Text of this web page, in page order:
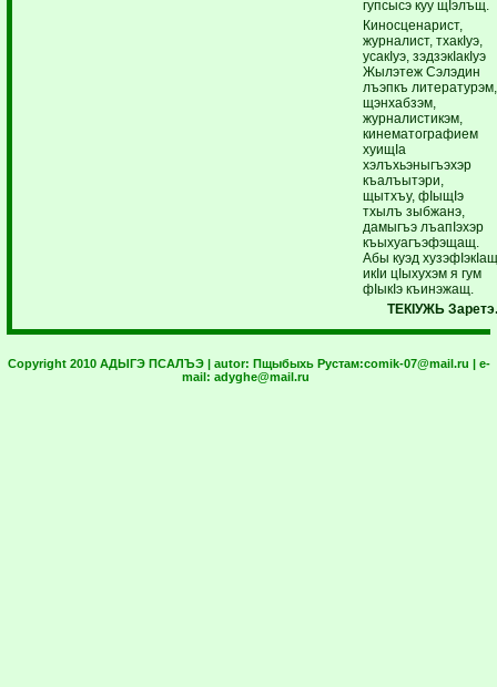
гупсысэ куу щIэлъщ.
Киносценарист,
журналист, тхакIуэ,
усакIуэ, зэдзэкIакIуэ
Жылэтеж Сэлэдин
лъэпкъ литературэм,
щэнхабзэм,
журналистикэм,
кинематографием
хуищIа
хэлъхьэныгъэхэр
къалъытэри,
щытхъу, фIыщIэ
тхылъ зыбжанэ,
дамыгъэ лъапIэхэр
къыхуагъэфэщащ.
Абы куэд
икIи цIыхухэм я гум
фIыкIэ къинэжащ.
ТЕКIУЖЬ
Copyright 2010 АДЫГЭ ПСАЛЪЭ | autor: Пщыбыхь Рустам:comik-07@mail.ru | e-
mail: adyghe@mail.ru